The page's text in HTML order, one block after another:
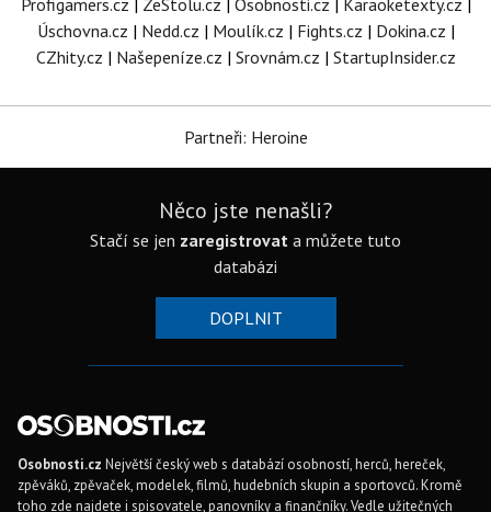
Profigamers.cz | ZeStolu.cz | Osobnosti.cz | Karaoketexty.cz |
Úschovna.cz | Nedd.cz | Moulík.cz | Fights.cz | Dokina.cz |
CZhity.cz | Našepeníze.cz | Srovnám.cz | StartupInsider.cz
Partneři: Heroine
Něco jste nenašli?
Stačí se jen zaregistrovat a můžete tuto
databázi
DOPLNIT
Osobnosti.cz Největší český web s databází osobností, herců, hereček,
zpěváků, zpěvaček, modelek, filmů, hudebních skupin a sportovců. Kromě
toho zde najdete i spisovatele, panovníky a finančníky. Vedle užitečných